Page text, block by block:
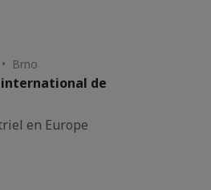
Brno
international de
en Europe